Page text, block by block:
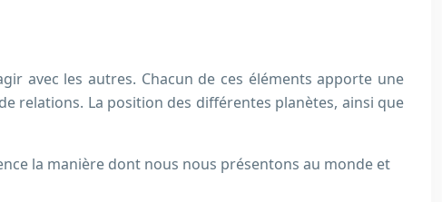
avec les autres. Chacun de ces éléments apporte une
relations. La position des différentes planètes, ainsi que
la manière dont nous nous présentons au monde et